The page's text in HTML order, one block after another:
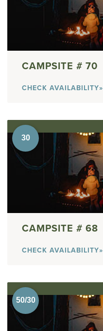
70
CHECK AVAILABILITY»
68
CHECK AVAILABILITY»